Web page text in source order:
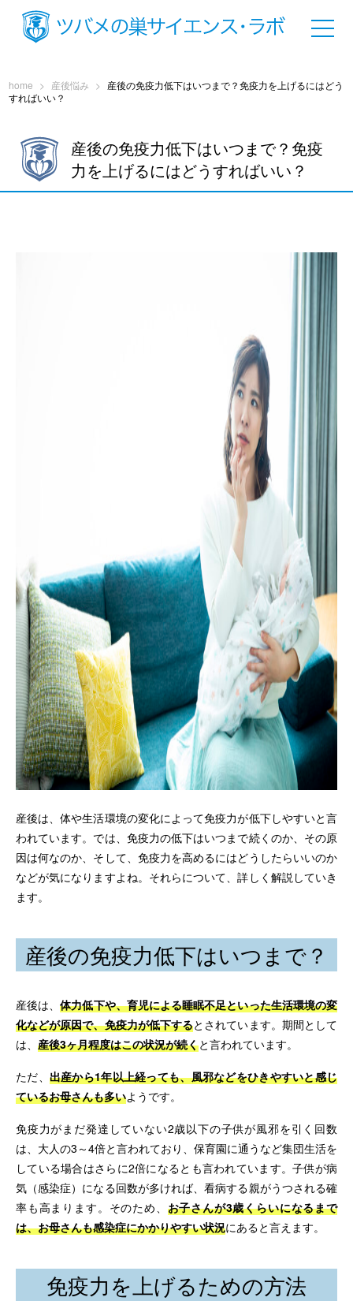
home > 産後悩み >
産後の免疫力低下はいつまで？免疫力を上げるにはどう
すればいい？
産後の免疫力低下はいつまで？免疫
力を上げるにはどうすればいい？
産後は、体や生活環境の変化によって免疫力が低下しやすいと言
われています。では、免疫力の低下はいつまで続くのか、その原
因は何なのか、そして、免疫力を高めるにはどうしたらいいのか
などが気になりますよね。それらについて、詳しく解説していき
ます。
産後の免疫力低下はいつまで？
産後は、体力低下や、育児による睡眠不足といった生活環境の変
化などが原因で、免疫力が低下するとされています。期間として
は、 産後3ヶ月程度はこの状況が続くと言われています。
ただ、 出産から1年以上経っても、風邪などをひきやすいと感じ
ているお母さんも多いようです。
免疫力がまだ発達していない2歳以下の子供が風邪を引く回数
は、大人の3～4倍と言われており、保育園に通うなど集団生活を
している場合はさらに2倍になるとも言われています。子供が病
気（感染症）になる回数が多ければ、看病する親がうつされる確
率も高まります。そのため、 お子さんが3歳くらいになるまで
は、お母さんも感染症にかかりやすい状況にあると言えます。
免疫力を上げるための方法